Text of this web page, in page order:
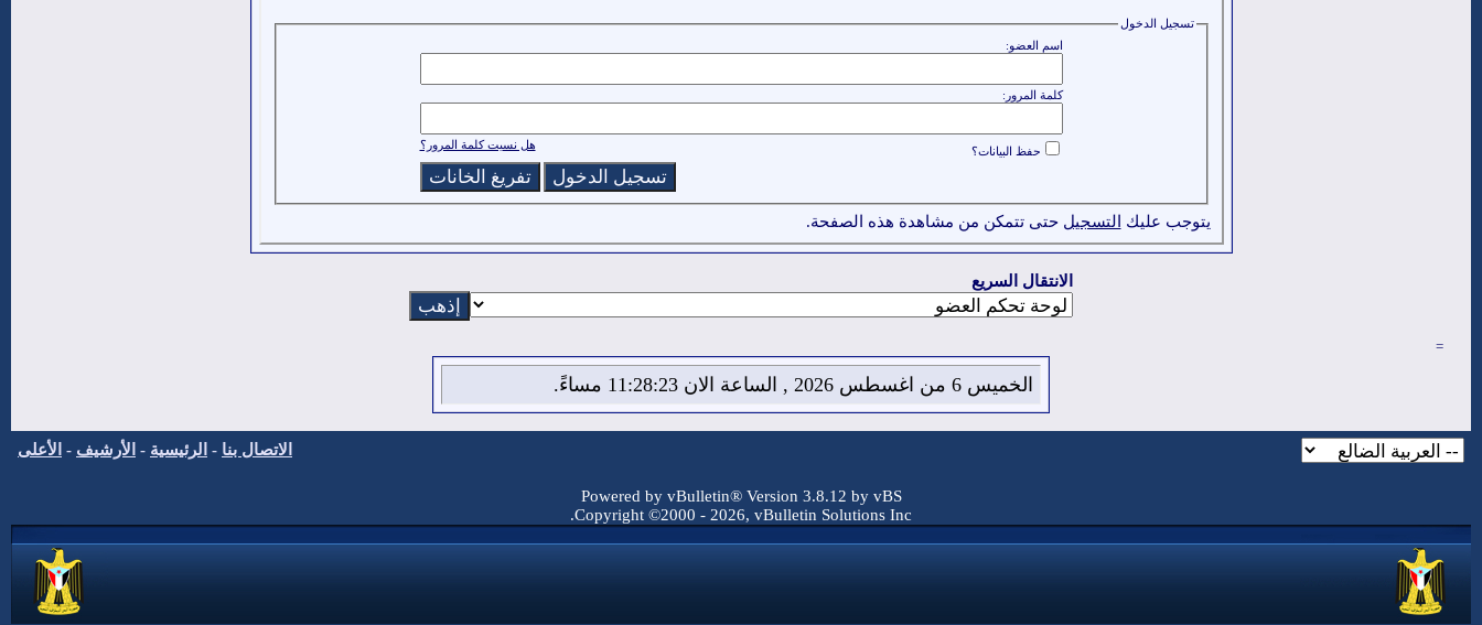
تسجيل الدخول
اسم العضو:
كلمة المرور:
هل نسيت كلمة المرور؟ حفظ البيانات؟
يتوجب عليك التسجيل حتى تتمكن من مشاهدة هذه الصفحة.
الانتقال السريع
=
الخميس 6 من اغسطس 2026 , الساعة الان 11:28:23 مساءً.
الاتصال بنا - الرئيسية - الأرشيف - الأعلى
Powered by vBulletin® Version 3.8.12 by vBS
Copyright ©2000 - 2026, vBulletin Solutions Inc.